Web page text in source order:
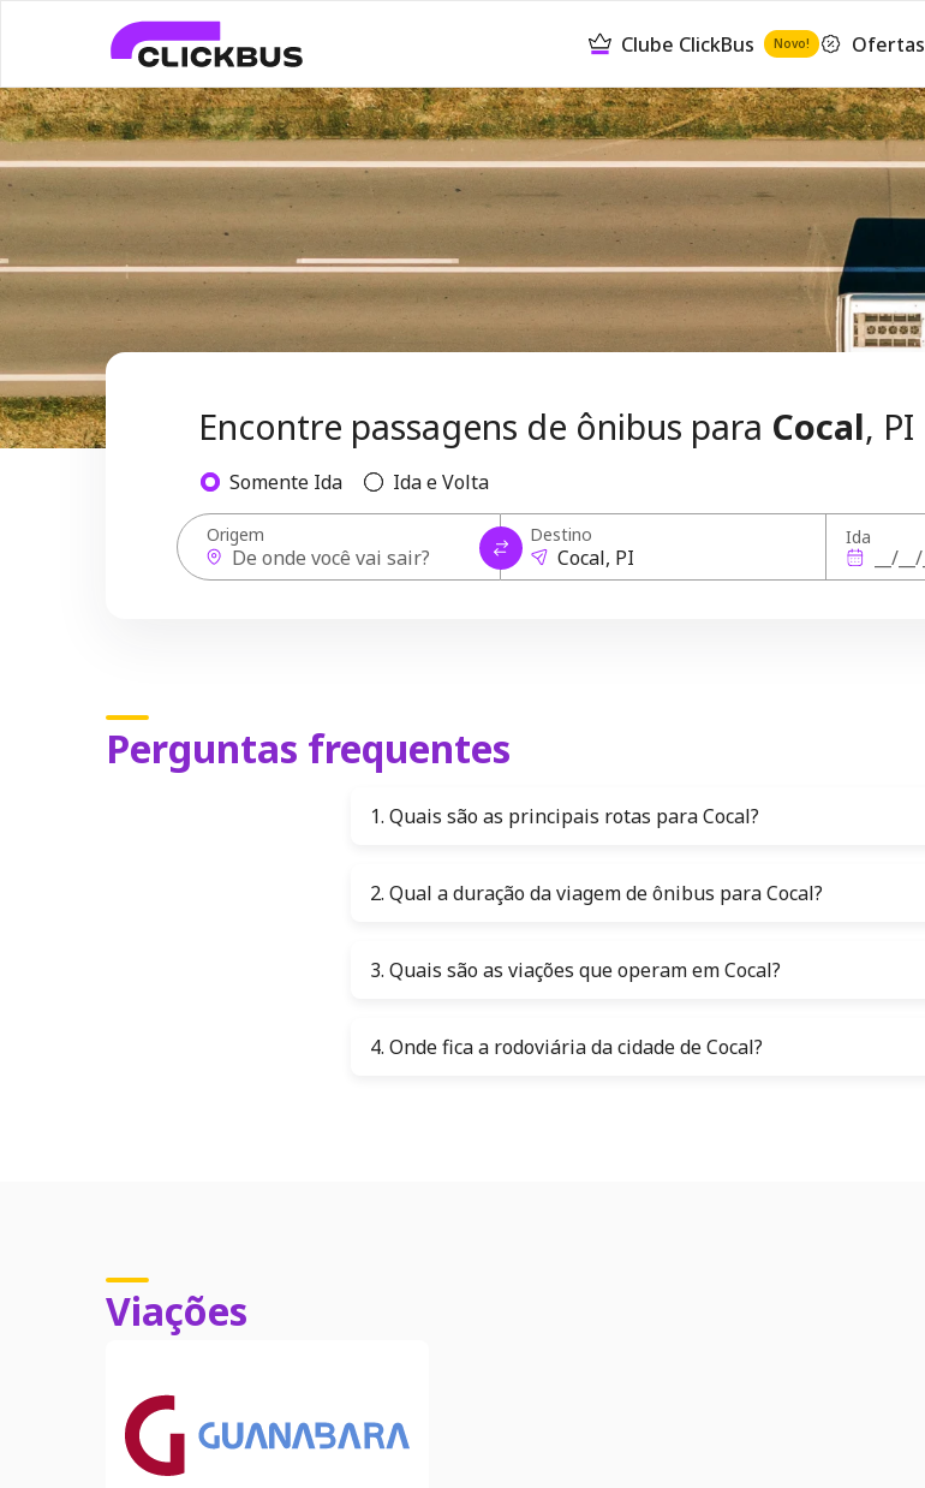
Clube ClickBus Novo! Ofertas
Encontre passagens de ônibus para Cocal, PI
Somente Ida Ida e Volta
Origem Destino Ida
Perguntas frequentes
1. Quais são as principais rotas para Cocal?
2. Qual a duração da viagem de ônibus para Cocal?
3. Quais são as viações que operam em Cocal?
4. Onde fica a rodoviária da cidade de Cocal?
Viações